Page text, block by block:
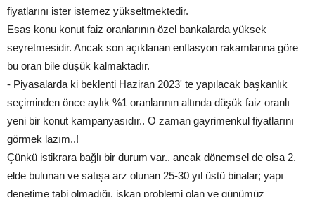
fiyatlarını ister istemez yükseltmektedir.
Esas konu konut faiz oranlarının özel bankalarda yüksek
seyretmesidir. Ancak son açıklanan enflasyon rakamlarına göre
bu oran bile düşük kalmaktadır.
- Piyasalarda ki beklenti Haziran 2023' te yapılacak başkanlık
seçiminden önce aylık %1 oranlarının altında düşük faiz oranlı
yeni bir konut kampanyasıdır.. O zaman gayrimenkul fiyatlarını
görmek lazım..!
Çünkü istikrara bağlı bir durum var.. ancak dönemsel de olsa 2.
elde bulunan ve satışa arz olunan 25-30 yıl üstü binalar; yapı
denetime tabi olmadığı, iskan problemi olan ve günümüz